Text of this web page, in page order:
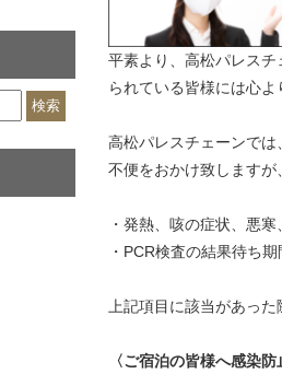
検索
平素より、高松パレス
られている皆様には心よ
高松パレスチェーンで
不便をおかけ致しますが
・発熱、咳の症状、悪
・PCR検査の結果待ち
上記項目に該当があっ
〈ご宿泊の皆様へ感染